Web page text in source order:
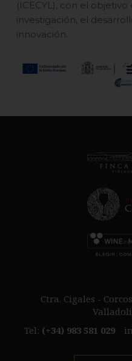
(ICECYL), con el
investigación, el
innovación.
Ctra. Cigales -
Tel: (+34) 983 581 029